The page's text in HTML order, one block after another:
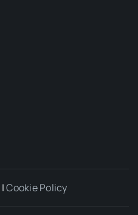
|Cookie Policy